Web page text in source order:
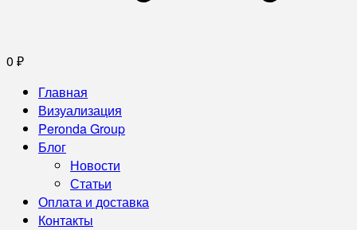
0 ₽
Главная
Визуализация
Peronda Group
Блог
Новости
Статьи
Оплата и доставка
Контакты